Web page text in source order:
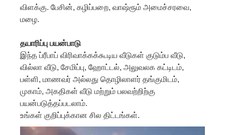
விளக்கு. பேசின், கழிப்பறை, வாஷ்ரூம் அமைச்சரவை,
மழை.
தயாரிப்பு பயன்பாடு
இந்த ப்ரீபாப் விரிவாக்கக்கூடிய வீடுகள் குடும்ப வீடு,
வில்லா வீடு, சேமிப்பு, ஹோட்டல், அலுவலக கட்டிடம்,
பள்ளி, மாணவர் அல்லது தொழிலாளர் தங்குமிடம்,
முகாம், அகதிகள் வீடு மற்றும் பலவற்றிற்கு
பயன்படுத்தப்படலாம்.
உங்கள் குறிப்புக்கான சில திட்டங்கள்.